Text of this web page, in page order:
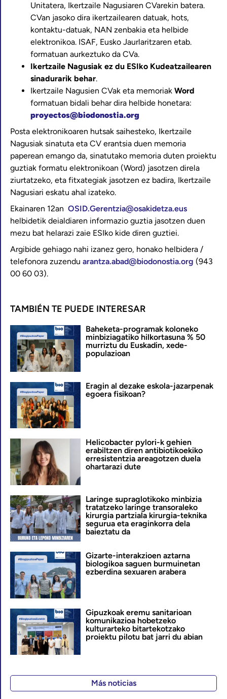
Unitatera, Ikertzaile Nagusiaren CVarekin batera.
CVan jasoko dira ikertzailearen datuak, hots,
kontaktu-datuak, NAN zenbakia eta helbide
elektronikoa. ISAF, Eusko Jaurlaritzaren etab.
formatuan aurkeztuko da CVa.
Ikertzaile Nagusiak ez du ESIko Kudeatzailearen
sinadurarik behar.
Ikertzaile Nagusien CVak eta memoriak Word
formatuan bidali behar dira helbide honetara:
proyectos@biodonostia.org
Posta elektronikoaren hutsak saihesteko, Ikertzaile
Nagusiak sinatuta eta CV erantsia duen memoria
paperean emango da, sinatutako memoria duten proiektu
guztiak formatu elektronikoan (Word) jasotzen direla
ziurtatzeko, eta fitxategiak jasotzen ez badira, Ikertzaile
Nagusiari eskatu ahal izateko.
Ekainaren 12an OSID.Gerentzia@osakidetza.eus
helbidetik deialdiaren informazio guztia jasotzen duen
mezu bat helarazi zaie ESIko kide diren guztiei.
Argibide gehiago nahi izanez gero, honako helbidera /
telefonora zuzendu arantza.abad@biodonostia.org (943
00 60 03).
TAMBIÉN TE PUEDE INTERESAR
Baheketa-programak koloneko
minbiziagatiko hilkortasuna % 50
murriztu du Euskadin, xede-
populazioan
Eragin al dezake eskola-jazarpenak
egoera fisikoan?
Helicobacter pylori-k gehien
erabiltzen diren antibiotikoekiko
erresistentzia areagotzen duela
ohartarazi dute
Laringe supraglotikoko minbizia
tratatzeko laringe transoraleko
kirurgia partziala kirurgia-teknika
segurua eta eraginkorra dela
baieztatu da
Gizarte-interakzioen aztarna
biologikoa saguen burmuinetan
ezberdina sexuaren arabera
Gipuzkoak eremu sanitarioan
komunikazioa hobetzeko
kulturarteko bitartekotzako
proiektu pilotu bat jarri du abian
Más noticias